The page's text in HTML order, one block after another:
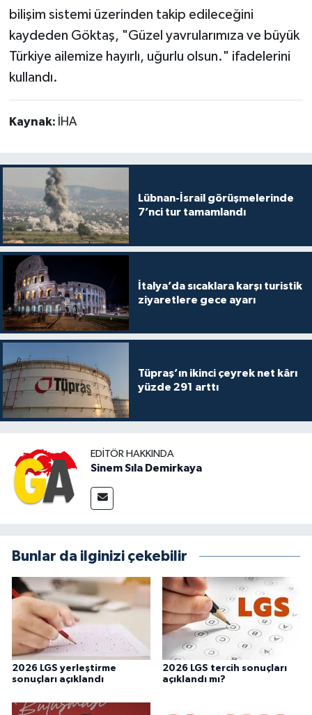
bilişim sistemi üzerinden takip edileceğini
kaydeden Göktaş, "Güzel yavrularımıza ve büyük
Türkiye ailemize hayırlı, uğurlu olsun." ifadelerini
kullandı.
Kaynak: İHA
Lübnan-İsrail görüşmelerinde
7’nci tur tamamlandı
İtalya’da sıcaklara karşı turistik
ziyaretlere gece ayarı
Tüpraş’ın ikinci çeyrek net kârı
yüzde 291 arttı
EDITÖR HAKKINDA
Sinem Sıla Demirkaya
Bunlar da ilginizi çekebilir
2026 LGS yerleştirme
sonuçları açıklandı
2026 LGS tercih sonuçları
açıklandı mı?